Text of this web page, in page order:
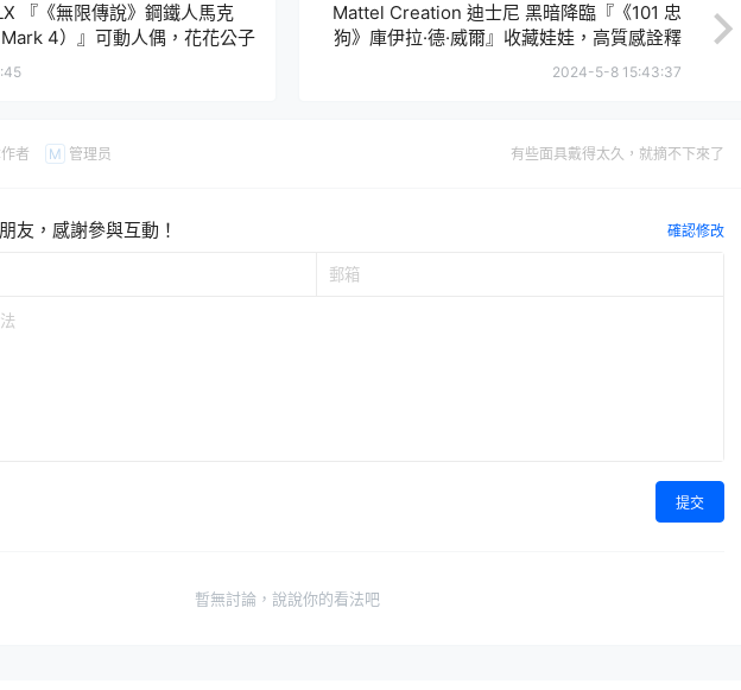
『《無限傳說》鋼鐵人馬克
4）』可動人偶，花花公子
裝甲登場！
Mattel Creation 迪士尼 黑暗降臨『《101 忠
狗》庫伊拉·德·威爾』收藏娃娃，高質感詮釋
惡名昭彰的時尚惡女！
2024-5-8 15:43:37
者 M 管理员 有些面具戴得太久，就摘不下來了
友，感謝參與互動！ 確認修改
提交
暫無討論，說說你的看法吧